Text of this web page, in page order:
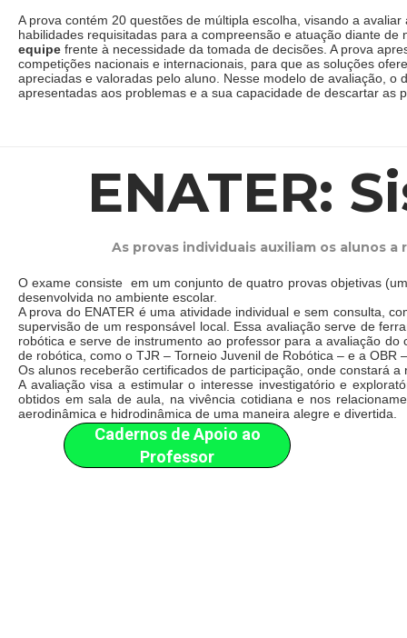
ENATER:
O exame consiste em um conjunto de quatro provas objetivas
desenvolvida no ambiente escolar.
A prova do ENATER é uma atividade individual e sem consulta,
supervisão de um responsável local. Essa avaliação serve de
robótica e serve de instrumento ao professor para a avaliação
de robótica, como o TJR – Torneio Juvenil de Robótica – e a OBR
Os alunos receberão certificados de participação, onde constará a
A avaliação visa a estimular o interesse investigatório e
obtidos em sala de aula, na vivência cotidiana e nos
aerodinâmica e hidrodinâmica de uma maneira alegre e divertida.
As provas individuais auxiliam os alunos
A prova contém 20 questões de múltipla escolha, visando a
habilidades requisitadas para a compreensão e atuação diante
equipe frente à necessidade da tomada de decisões. A prova
competições nacionais e internacionais, para que as soluções
apreciadas e valoradas pelo aluno. Nesse modelo de avaliação, o
apresentadas aos problemas e a sua capacidade de descartar as
Cadernos de Apoio ao
Professor